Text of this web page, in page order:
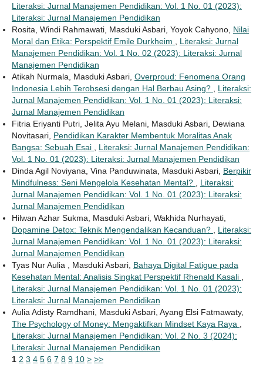
Literaksi: Jurnal Manajemen Pendidikan: Vol. 1 No. 01 (2023):
Literaksi: Jurnal Manajemen Pendidikan
Rosita, Windi Rahmawati, Masduki Asbari, Yoyok Cahyono, Nilai
Moral dan Etika: Perspektif Emile Durkheim
Literaksi: Jurnal
Manajemen Pendidikan: Vol. 1 No. 02 (2023): Literaksi: Jurnal
Manajemen Pendidikan
Atikah Nurmala, Masduki Asbari, Overproud: Fenomena Orang
Indonesia Lebih Terobsesi dengan Hal Berbau Asing?
Literaksi:
Jurnal Manajemen Pendidikan: Vol. 1 No. 01 (2023): Literaksi:
Jurnal Manajemen Pendidikan
Fitria Eriyanti Putri, Jelita Ayu Melani, Masduki Asbari, Dewiana
Novitasari, Pendidikan Karakter Membentuk Moralitas Anak
Bangsa: Sebuah Esai
Literaksi: Jurnal Manajemen Pendidikan:
Vol. 1 No. 01 (2023): Literaksi: Jurnal Manajemen Pendidikan
Dinda Agil Noviyana, Vina Panduwinata, Masduki Asbari, Berpikir
Mindfulness: Seni Mengelola Kesehatan Mental?
Literaksi:
Jurnal Manajemen Pendidikan: Vol. 1 No. 01 (2023): Literaksi:
Jurnal Manajemen Pendidikan
Hilwan Azhar Sukma, Masduki Asbari, Wakhida Nurhayati,
Dopamine Detox: Teknik Mengendalikan Kecanduan?
Literaksi:
Jurnal Manajemen Pendidikan: Vol. 1 No. 01 (2023): Literaksi:
Jurnal Manajemen Pendidikan
Tyas Nur Aulia , Masduki Asbari, Bahaya Digital Fatigue pada
Kesehatan Mental: Analisis Singkat Perspektif Rhenald Kasali
Literaksi: Jurnal Manajemen Pendidikan: Vol. 1 No. 01 (2023):
Literaksi: Jurnal Manajemen Pendidikan
Aulia Adisty Ramdhani, Masduki Asbari, Ayang Elsi Fatmawaty,
The Psychology of Money: Mengaktifkan Mindset Kaya Raya
Literaksi: Jurnal Manajemen Pendidikan: Vol. 2 No. 3 (2024):
Literaksi: Jurnal Manajemen Pendidikan
1 2 3 4 5 6 7 8 9 10 > >>